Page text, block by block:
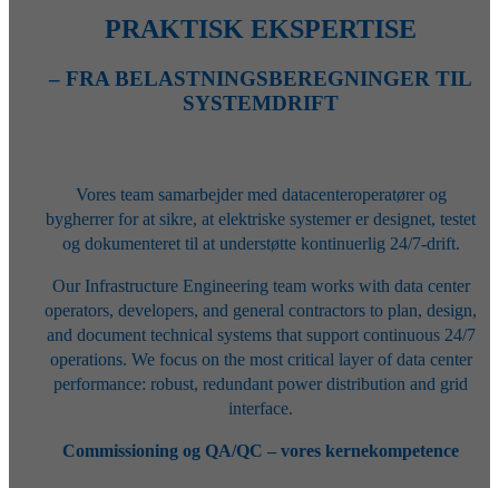
PRAKTISK EKSPERTISE
– FRA BELASTNINGSBEREGNINGER TIL
SYSTEMDRIFT
Vores team samarbejder med datacenteroperatører og
bygherrer for at sikre, at elektriske systemer er designet, testet
og dokumenteret til at understøtte kontinuerlig 24/7-drift.
Our Infrastructure Engineering team works with data center
operators, developers, and general contractors to plan, design,
and document technical systems that support continuous 24/7
operations. We focus on the most critical layer of data center
performance: robust, redundant power distribution and grid
interface.
Commissioning og QA/QC – vores kernekompetence